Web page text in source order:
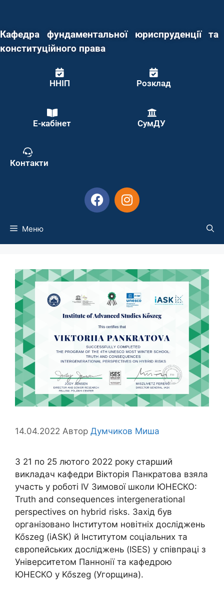
Кафедра фундаментальної юриспруденції та
конституційного права
ННІП Розклад
Е-кабінет СумДУ
Контакти
Меню
14.04.2022 Автор Думчиков Миша
З 21 по 25 лютого 2022 року старший
викладач кафедри Вікторія Панкратова взяла
участь у роботі IV Зимової школи ЮНЕСКО:
Truth and consequences intergenerational
perspectives on hybrid risks. Захід був
організовано Інститутом новітніх досліджень
Kőszeg (iASK) й Інститутом соціальних та
європейських досліджень (ISES) у співпраці з
Університетом Паннонії та кафедрою
ЮНЕСКО у Kőszeg (Угорщина).